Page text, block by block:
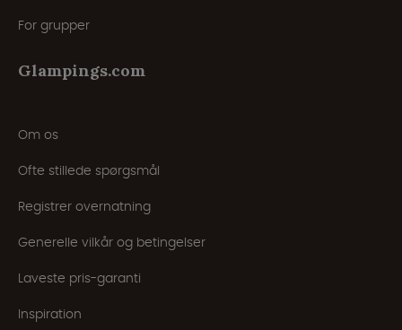
For grupper
Glampings.com
Om os
Ofte stillede spørgsmål
Registrer overnatning
Generelle vilkår og betingelser
Laveste pris-garanti
Inspiration